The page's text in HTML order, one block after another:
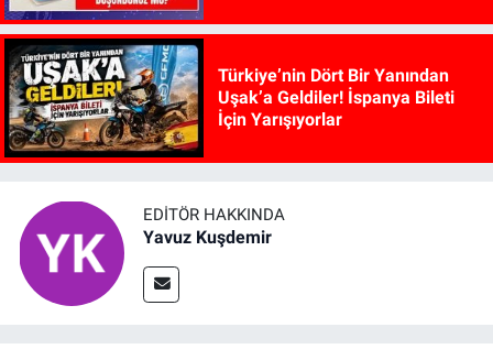
Türkiye’nin Dört Bir Yanından
Uşak’a Geldiler! İspanya Bileti
İçin Yarışıyorlar
EDITÖR HAKKINDA
Yavuz Kuşdemir